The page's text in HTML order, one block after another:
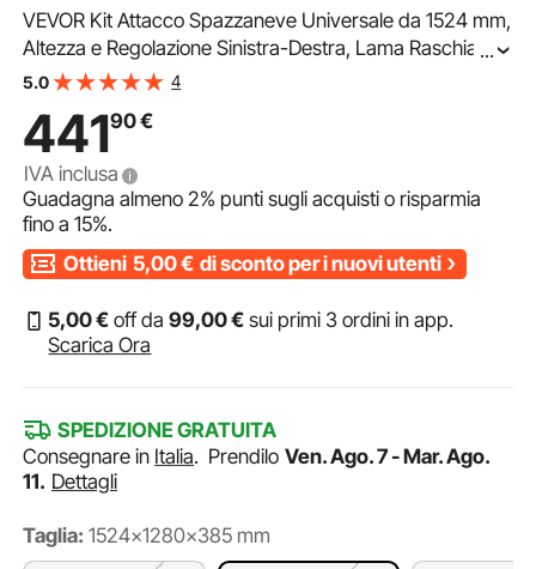
VEVOR Kit Attacco Spazzaneve Universale da 1524 mm,
Altezza e Regolazione Sinistra-Destra, Lama Raschiante
in Acciaio per ATV, 3 Opzioni di Montaggio, per la
...
5.0 4
44190€
IVA inclusa
Guadagna almeno2% punti sugli acquisti o risparmia
fino a15%.
Ottieni 5,00€ di sconto per i nuovi utenti
5,00€ off da99,00€ sui primi 3 ordini in app.
Scarica Ora
SPEDIZIONE GRATUITA
Consegnare in Italia. Prendilo Ven. Ago. 7 - Mar. Ago.
11. Dettagli
Taglia: 1524x1280x385 mm